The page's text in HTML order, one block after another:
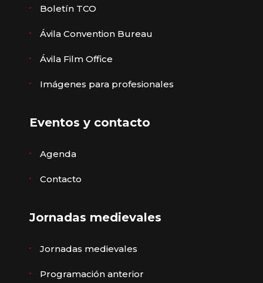
Boletín TCO
Ávila Convention Bureau
Ávila Film Office
Imágenes para profesionales
Eventos y contacto
Agenda
Contacto
Jornadas medievales
Jornadas medievales
Programación anterior